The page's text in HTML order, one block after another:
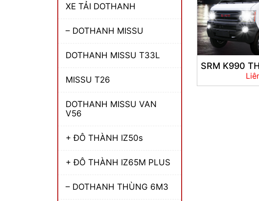
XE TẢI DOTHANH
– DOTHANH MISSU
DOTHANH MISSU T33L
MISSU T26
DOTHANH MISSU VAN
V56
+ ĐÔ THÀNH IZ50s
+ ĐÔ THÀNH IZ65M PLUS
– DOTHANH THÙNG 6M3
SRM K990